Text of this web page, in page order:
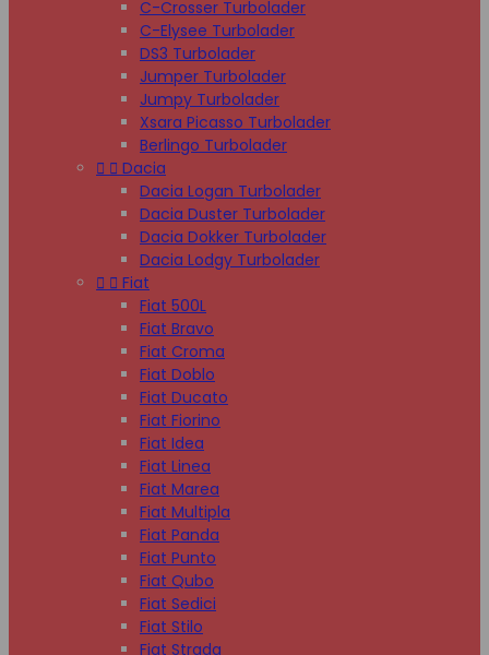
C-Crosser Turbolader
C-Elysee Turbolader
DS3 Turbolader
Jumper Turbolader
Jumpy Turbolader
Xsara Picasso Turbolader
Berlingo Turbolader
  Dacia
Dacia Logan Turbolader
Dacia Duster Turbolader
Dacia Dokker Turbolader
Dacia Lodgy Turbolader
  Fiat
Fiat 500L
Fiat Bravo
Fiat Croma
Fiat Doblo
Fiat Ducato
Fiat Fiorino
Fiat Idea
Fiat Linea
Fiat Marea
Fiat Multipla
Fiat Panda
Fiat Punto
Fiat Qubo
Fiat Sedici
Fiat Stilo
Fiat Strada